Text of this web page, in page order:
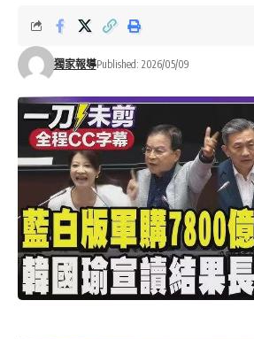
獨家報導Published: 2026/05/09